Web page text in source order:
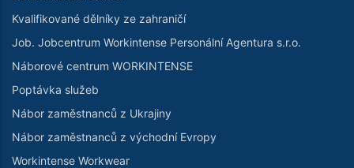
Kvalifikované dělníky ze zahraničí
Job. Jobcentrum Workintense Personální Agentura s.r.o.
Náborové centrum WORKINTENSE
Poptávka služeb
Nábor zaměstnanců z Ukrajiny
Nábor zaměstnanců z východní Evropy
Workintense Workwear